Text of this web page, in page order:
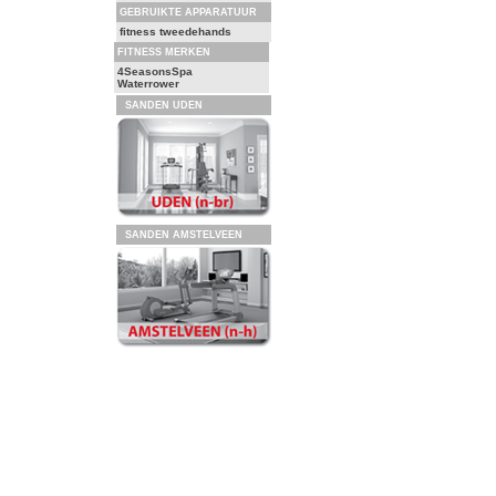
GEBRUIKTE APPARATUUR
fitness tweedehands
FITNESS MERKEN
4SeasonsSpa
Waterrower
SANDEN UDEN
SANDEN AMSTELVEEN